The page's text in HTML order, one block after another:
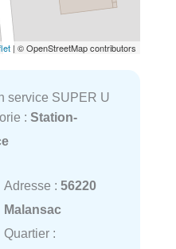
| © OpenStreetMap contributors
service SUPER U
: Station-
Adresse : 56220
Malansac
Quartier :